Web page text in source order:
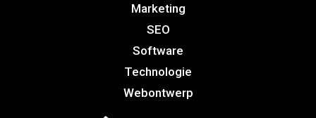
Marketing
SEO
Software
Technologie
Webontwerp